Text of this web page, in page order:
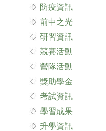
防疫資訊
前中之光
研習資訊
競賽活動
營隊活動
獎助學金
考試資訊
學習成果
升學資訊